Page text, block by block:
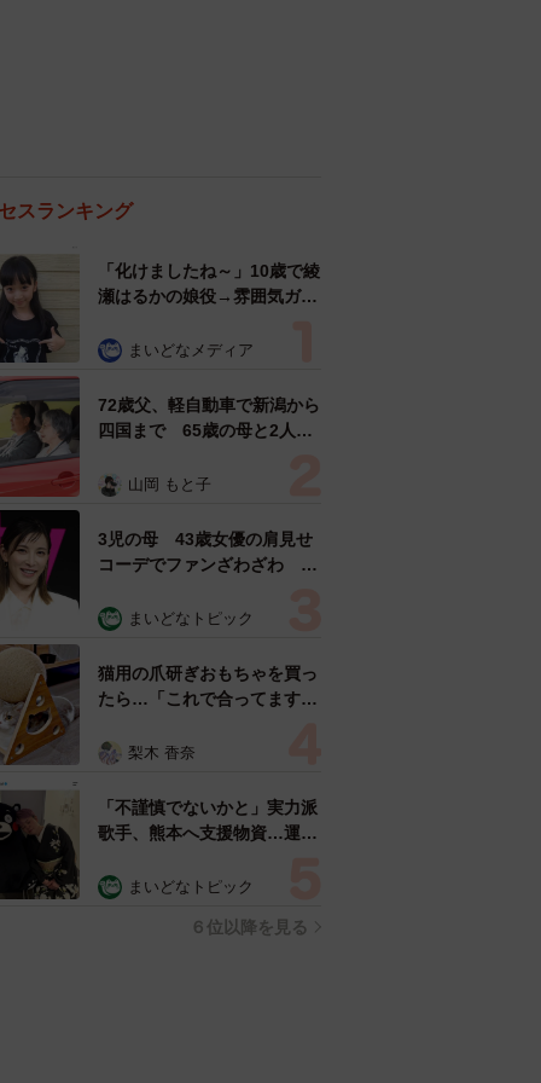
スランキング
「化けましたね～」10歳で綾
瀬はるかの娘役→雰囲気ガラ
雰囲気が」「宝塚に入れそ
まいどなメディア
72歳父、軽自動車で新潟から
四国まで 65歳の母と2人で
憩まで分刻み… 「大学生で
山岡 もと子
3児の母 43歳女優の肩見せ
コーデでファンざわざわ
見」「むっかしからずっと可
まいどなトピック
猫用の爪研ぎおもちゃを買っ
たら…「これで合ってます
響 「100点満点」「かわい
梨木 香奈
「不謹慎でないかと」実力派
歌手、熊本へ支援物資…運搬
めらい 「痛いほど伝わる」
まいどなトピック
６位以降を見る